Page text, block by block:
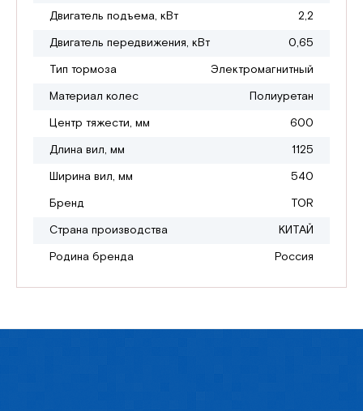
Двигатель подъема, кВт
2,2
Двигатель передвижения, кВт
0,65
Тип тормоза
Электромагнитный
Материал колес
Полиуретан
Центр тяжести, мм
600
Длина вил, мм
1125
Ширина вил, мм
540
Бренд
TOR
Страна производства
КИТАЙ
Родина бренда
Россия